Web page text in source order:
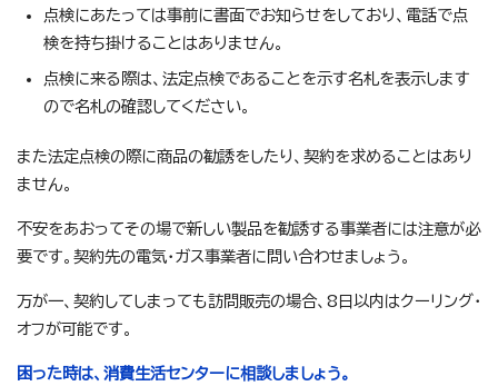
点検にあたっては事前に書面でお知らせをしており、電話で点
検を持ち掛けることはありません。
点検に来る際は、法定点検であることを示す名札を表示します
ので名札の確認してください。
また法定点検の際に商品の勧誘をしたり、契約を求めることはあり
ません。
不安をあおってその場で新しい製品を勧誘する事業者には注意が必
要です。契約先の電気・ガス事業者に問い合わせましょう。
万が一、契約してしまっても訪問販売の場合、8日以内はクーリング・
オフが可能です。
困った時は、消費生活センターに相談しましょう。